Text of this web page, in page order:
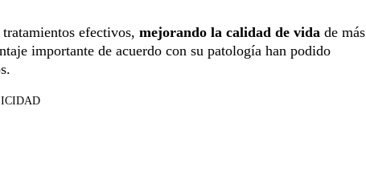
efectivos, mejorando la calidad de vida de más
importante de acuerdo con su patología han podido